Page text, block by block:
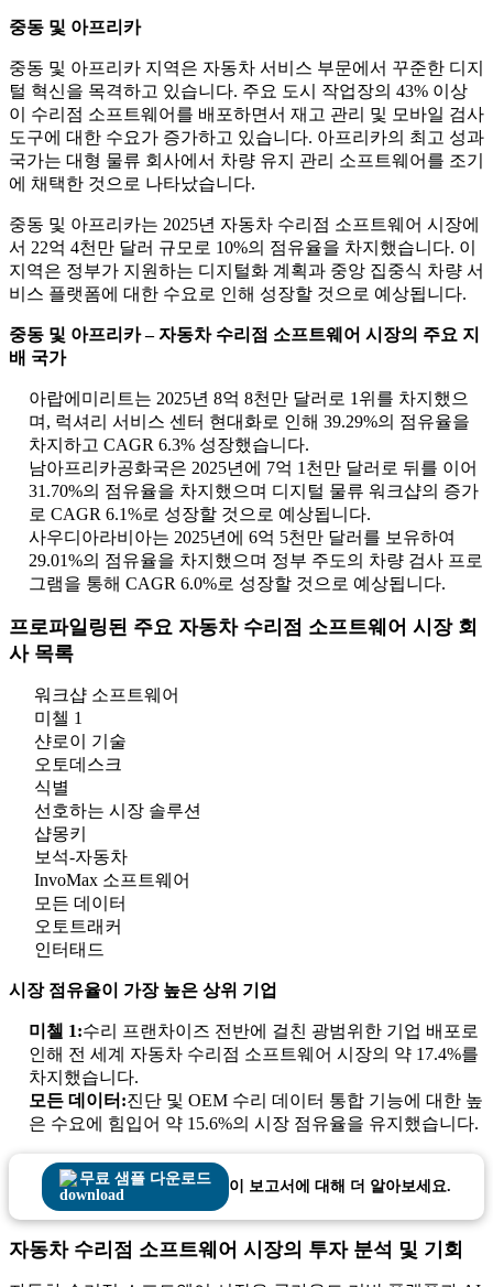
중동 및 아프리카
중동 및 아프리카 지역은 자동차 서비스 부문에서 꾸준한 디지
털 혁신을 목격하고 있습니다. 주요 도시 작업장의 43% 이상
이 수리점 소프트웨어를 배포하면서 재고 관리 및 모바일 검사
도구에 대한 수요가 증가하고 있습니다. 아프리카의 최고 성과
국가는 대형 물류 회사에서 차량 유지 관리 소프트웨어를 조기
에 채택한 것으로 나타났습니다.
중동 및 아프리카는 2025년 자동차 수리점 소프트웨어 시장에
서 22억 4천만 달러 규모로 10%의 점유율을 차지했습니다. 이
지역은 정부가 지원하는 디지털화 계획과 중앙 집중식 차량 서
비스 플랫폼에 대한 수요로 인해 성장할 것으로 예상됩니다.
중동 및 아프리카 – 자동차 수리점 소프트웨어 시장의 주요 지
배 국가
아랍에미리트는 2025년 8억 8천만 달러로 1위를 차지했으
며, 럭셔리 서비스 센터 현대화로 인해 39.29%의 점유율을
차지하고 CAGR 6.3% 성장했습니다.
남아프리카공화국은 2025년에 7억 1천만 달러로 뒤를 이어
31.70%의 점유율을 차지했으며 디지털 물류 워크샵의 증가
로 CAGR 6.1%로 성장할 것으로 예상됩니다.
사우디아라비아는 2025년에 6억 5천만 달러를 보유하여
29.01%의 점유율을 차지했으며 정부 주도의 차량 검사 프로
그램을 통해 CAGR 6.0%로 성장할 것으로 예상됩니다.
프로파일링된 주요 자동차 수리점 소프트웨어 시장 회
사 목록
워크샵 소프트웨어
미첼 1
샨로이 기술
오토데스크
식별
선호하는 시장 솔루션
샵몽키
보석-자동차
InvoMax 소프트웨어
모든 데이터
오토트래커
인터태드
시장 점유율이 가장 높은 상위 기업
미첼 1:수리 프랜차이즈 전반에 걸친 광범위한 기업 배포로
인해 전 세계 자동차 수리점 소프트웨어 시장의 약 17.4%를
차지했습니다.
모든 데이터:진단 및 OEM 수리 데이터 통합 ​​기능에 대한 높
은 수요에 힘입어 약 15.6%의 시장 점유율을 유지했습니다.
무료 샘플 다운로드 이 보고서에 대해 더 알아보세요.
자동차 수리점 소프트웨어 시장의 투자 분석 및 기회